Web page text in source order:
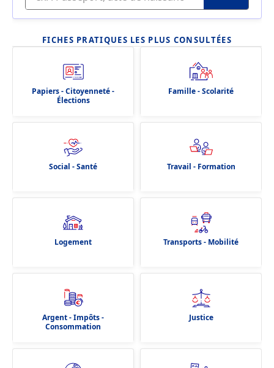
FICHES PRATIQUES LES PLUS CONSULTÉES
Papiers - Citoyenneté -
Élections
Famille - Scolarité
Social - Santé Travail - Formation
Logement Transports - Mobilité
Argent - Impôts -
Consommation
Justice